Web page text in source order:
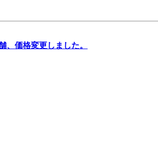
、価格変更しました。